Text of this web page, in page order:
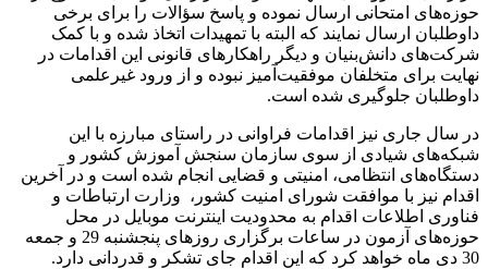
حوزه‌های امتحانی ارسال نموده و پاسخ سؤالات را برای برخی
داوطلبان ارسال نمایند که البته با تمهیدات اتخاذ شده و با کمک
شرکت‌های دانش‌بنیان و دیگر راهکارهای قانونی این اقدامات در
نهایت برای متخلفان موفقیت‌آمیز نبوده و از ورود غیرعلمی
داوطلبان جلوگیری شده است.
در سال جاری نیز اقدامات فراوانی در راستای مبارزه با این
شبکه‌های شیادی از سوی سازمان سنجش آموزش کشور و
دستگاه‌های انتظامی، امنیتی و قضایی انجام شده است و در آخرین
اقدام نیز با موافقت شورای امنیت کشور، وزارت ارتباطات و
فناوری اطلاعات اقدام به محدودیت اینترنت موبایل در محل
حوزه‌های آزمون در ساعات برگزاری روزهای پنجشنبه 29 و جمعه
30 دی ماه خواهد کرد که این اقدام جای تشکر و قدردانی دارد.